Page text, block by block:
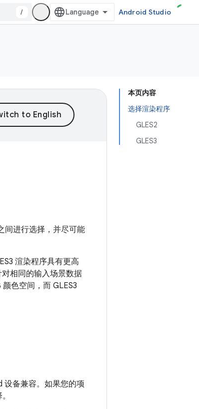
/ Android Studio
本页内容
选择渲染程序
GLES2
GLES3
间进行选择，并尽可能
渲染程序具有更高
相同的输入场景数据
色空间，而 GLES3
设备兼容。如果您的项